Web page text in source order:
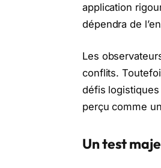
application
dépendra de
Les
conflits.
défis
perçu comme
Un test